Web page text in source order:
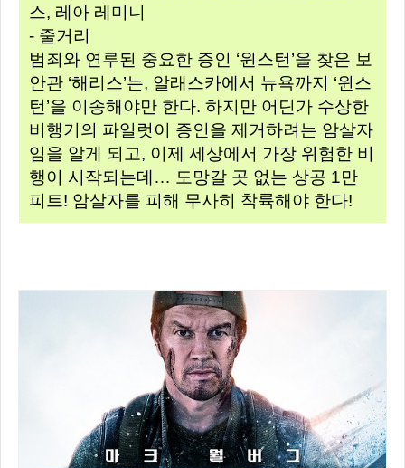
스, 레아 레미니
- 줄거리
범죄와 연루된 중요한 증인 ‘윈스턴’을 찾은 보
안관 ‘해리스’는, 알래스카에서 뉴욕까지 ‘윈스
턴’을 이송해야만 한다. 하지만 어딘가 수상한
비행기의 파일럿이 증인을 제거하려는 암살자
임을 알게 되고, 이제 세상에서 가장 위험한 비
행이 시작되는데… 도망갈 곳 없는 상공 1만
피트! 암살자를 피해 무사히 착륙해야 한다!